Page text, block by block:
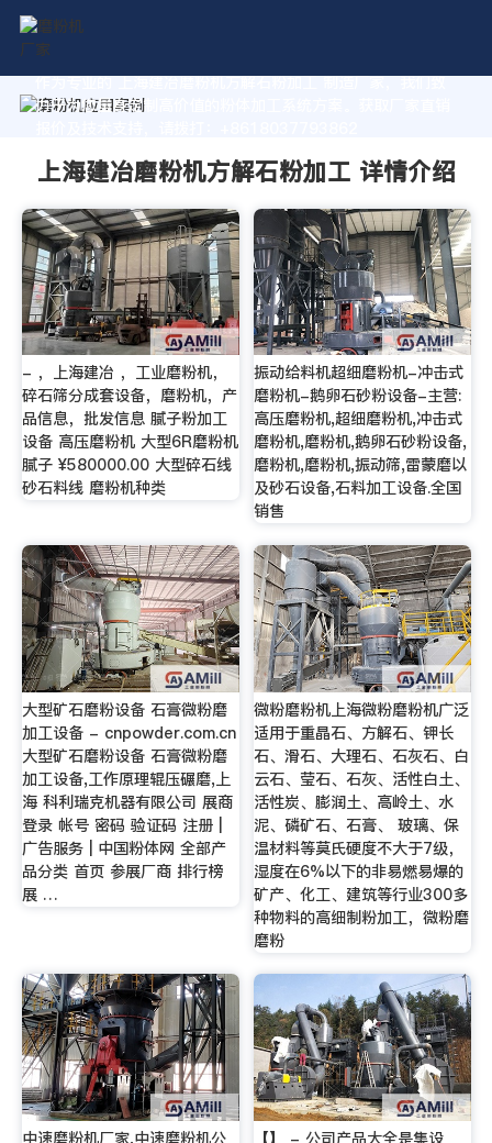
作为专业的 上海建冶磨粉机方解石粉加工 制造厂家，我们致
力于为您量身定制高价值的粉体加工系统方案。获取厂家直销
上海建冶磨粉机方解石粉加工 详情介绍
- ，上海建冶 ，工业磨粉机，
碎石筛分成套设备，磨粉机，产
品信息，批发信息 腻子粉加工
设备 高压磨粉机 大型6R磨粉机
腻子 ¥580000.00 大型碎石线
砂石料线 磨粉机种类
振动给料机超细磨粉机-冲击式
磨粉机-鹅卵石砂粉设备-主营:
高压磨粉机,超细磨粉机,冲击式
磨粉机,磨粉机,鹅卵石砂粉设备,
磨粉机,磨粉机,振动筛,雷蒙磨以
及砂石设备,石料加工设备.全国
销售
大型矿石磨粉设备 石膏微粉磨
加工设备 - cnpowder.com.cn
大型矿石磨粉设备 石膏微粉磨
加工设备,工作原理辊压碾磨,上
海 科利瑞克机器有限公司 展商
登录 帐号 密码 验证码 注册 |
广告服务 | 中国粉体网 全部产
品分类 首页 参展厂商 排行榜
展 …
微粉磨粉机上海微粉磨粉机广泛
适用于重晶石、方解石、钾长
石、滑石、大理石、石灰石、白
云石、莹石、石灰、活性白土、
活性炭、膨润土、高岭土、水
泥、磷矿石、石膏、 玻璃、保
温材料等莫氏硬度不大于7级，
湿度在6%以下的非易燃易爆的
矿产、化工、建筑等行业300多
种物料的高细制粉加工，微粉磨
磨粉
中速磨粉机厂家,中速磨粉机公
【】 - 公司产品大全是集设